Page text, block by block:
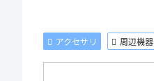
アクセサリ 周辺機器